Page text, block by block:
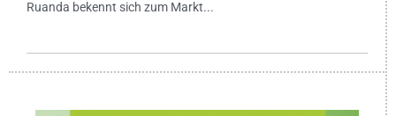
Ruanda bekennt sich zum Markt...